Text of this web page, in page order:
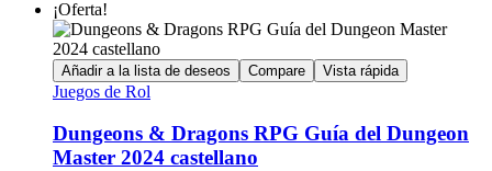
¡Oferta!
Añadir a la lista de deseos Compare Vista rápida
Juegos de Rol
Dungeons & Dragons RPG Guía del Dungeon
Master 2024 castellano